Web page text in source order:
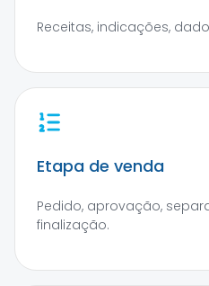
Receitas, indicações,
Etapa de venda
Pedido, aprovação,
finalização.